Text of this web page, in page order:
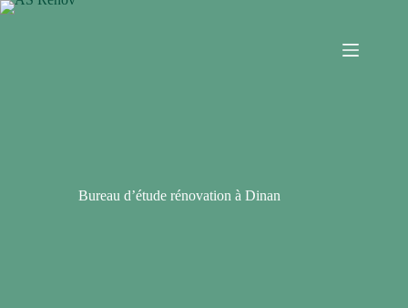
Bureau d’étude rénovation à Dinan